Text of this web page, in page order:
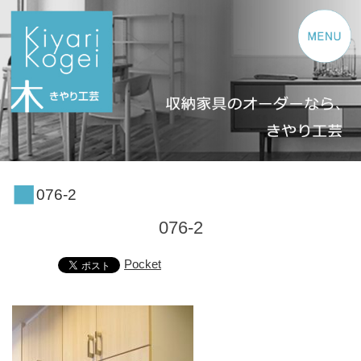
コンテンツへスキップ
076-2
076-2
Pocket